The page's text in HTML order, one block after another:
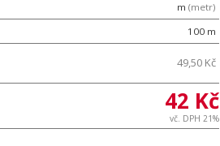
m (metr)
100 m
49,50 Kč
42 Kč
vč. DPH 21%